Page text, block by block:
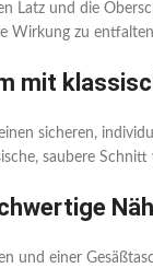
Latz und die
Wirkung zu
mit
sicheren,
saubere
und einer